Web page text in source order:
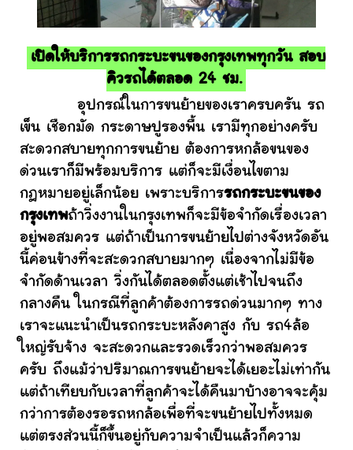
เปิดให้บริการรถกระบะขนของกรุงเทพทุกวัน สอบ
คิวรถได้ตลอด 24 ชม.
อุปกรณ์ในการขนย้ายของเราครบครัน รถ
เข็น เชือกมัด กระดาษปูรองพื้น เรามีทุกอย่างครับ
สะดวกสบายทุกการขนย้าย ต้องการหกล้อขนของ
ด่วนเราก็มีพร้อมบริการ แต่ก็จะมีเงื่อนไขตาม
กฎหมายอยู่เล็กน้อย เพราะบริการรถกระบะขนของ
กรุงเทพถ้าวิ่งงานในกรุงเทพก็จะมีข้อจำกัดเรื่องเวลา
อยู่พอสมควร แต่ถ้าเป็นการขนย้ายไปต่างจังหวัดอัน
นี้ค่อนข้างที่จะสะดวกสบายมากๆ เนื่องจากไม่มีข้อ
จำกัดด้านเวลา วิ่งกันได้ตลอดตั้งแต่เช้าไปจนถึง
กลางคืน ในกรณีที่ลูกค้าต้องการรถด่วนมากๆ ทาง
เราจะแนะนำเป็นรถกระบะหลังคาสูง กับ รถ4ล้อ
ใหญ่รับจ้าง จะสะดวกและรวดเร็วกว่าพอสมควร
ครับ ถึงแม้ว่าปริมาณการขนย้ายจะได้เยอะไม่เท่ากัน
แต่ถ้าเทียบกับเวลาที่ลูกค้าจะได้คืนมาบ้างอาจจะคุ้ม
กว่าการต้องรอรถหกล้อเพื่อที่จะขนย้ายไปทั้งหมด
แต่ตรงส่วนนี้ก็ขึ้นอยู่กับความจำเป็นแล้วก็ความ